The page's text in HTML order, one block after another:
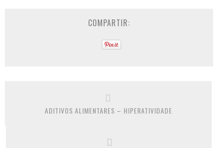
COMPARTIR:
ADITIVOS ALIMENTARES – HIPERATIVIDADE